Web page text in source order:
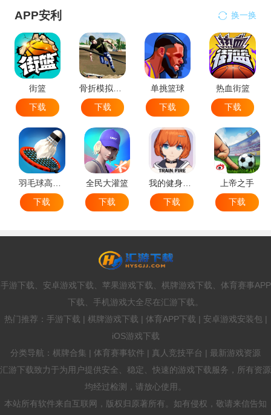
APP安利 换一换
街篮
下载
骨折模拟器-极限滑板模拟器
下载
单挑篮球
下载
热血街篮
下载
羽毛球高高手
下载
全民大灌篮
下载
我的健身教练2
下载
上帝之手
下载
手游下载、安卓游戏下载、苹果游戏下载、棋牌游戏下载、体育赛事APP
下载、手机游戏大全尽在汇游下载。
热门推荐：手游下载 | 棋牌游戏下载 | 体育APP下载 | 安卓游戏安装包 |
iOS游戏下载
分类导航：棋牌合集 | 体育赛事软件 | 真人竞技平台 | 最新游戏资源
汇游下载致力于为用户提供安全、稳定、快速的游戏下载服务，所有资源
均经过检测，请放心使用。
本站所有软件来自互联网，版权归原著所有。如有侵权，敬请来信告知